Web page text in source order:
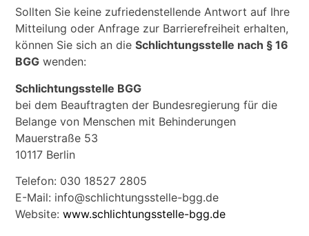
Sollten Sie keine zufriedenstellende Antwort auf Ihre
Mitteilung oder Anfrage zur Barrierefreiheit erhalten,
können Sie sich an dieSchlichtungsstelle nach § 16
BGG wenden:
Schlichtungsstelle BGG
bei dem Beauftragten der Bundesregierung für die
Belange von Menschen mit Behinderungen
Mauerstraße 53
10117 Berlin
Telefon: 030 18527 2805
E-Mail: info@schlichtungsstelle-bgg.de
Website:www.schlichtungsstelle-bgg.de